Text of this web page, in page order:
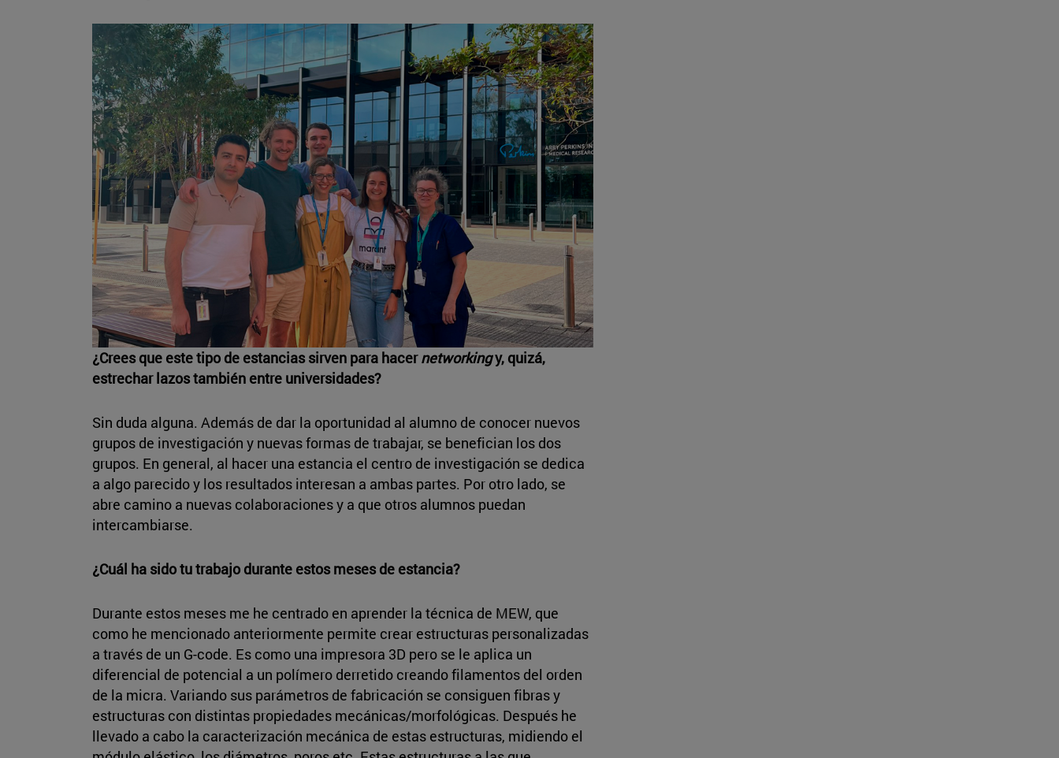
¿Crees que este tipo de estancias sirven para hacernetworkingy, quizá,
estrechar lazos también entre universidades?
Sin duda alguna. Además de dar la oportunidad al alumno de conocer nuevos
grupos de investigación y nuevas formas de trabajar, se benefician los dos
grupos. En general, al hacer una estancia el centro de investigación se dedica
a algo parecido y los resultados interesan a ambas partes. Por otro lado, se
abre camino a nuevas colaboraciones y a que otros alumnos puedan
intercambiarse.
¿Cuál ha sido tu trabajo durante estos meses de estancia?
Durante estos meses me he centrado en aprender la técnica de MEW, que
como he mencionado anteriormente permite crear estructuras personalizadas
a través de un G-code. Es como una impresora 3D pero se le aplica un
diferencial de potencial a un polímero derretido creando filamentos del orden
de la micra. Variando sus parámetros de fabricación se consiguen fibras y
estructuras con distintas propiedades mecánicas/morfológicas. Después he
llevado a cabo la caracterización mecánica de estas estructuras, midiendo el